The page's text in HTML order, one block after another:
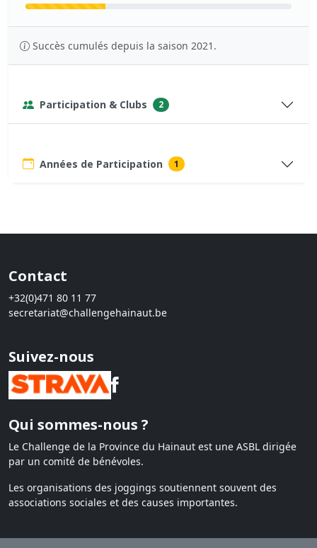
Succès cumulés depuis la saison 2021.
Participation & Clubs 2
Années de Participation 1
Contact
+32(0)471 80 11 77
secretariat@challengehainaut.be
Suivez-nous
Qui sommes-nous ?
Le Challenge de la Province du Hainaut est une ASBL dirigée
par un comité de bénévoles.
Les organisations des joggings soutiennent souvent des
associations sociales et des causes importantes.